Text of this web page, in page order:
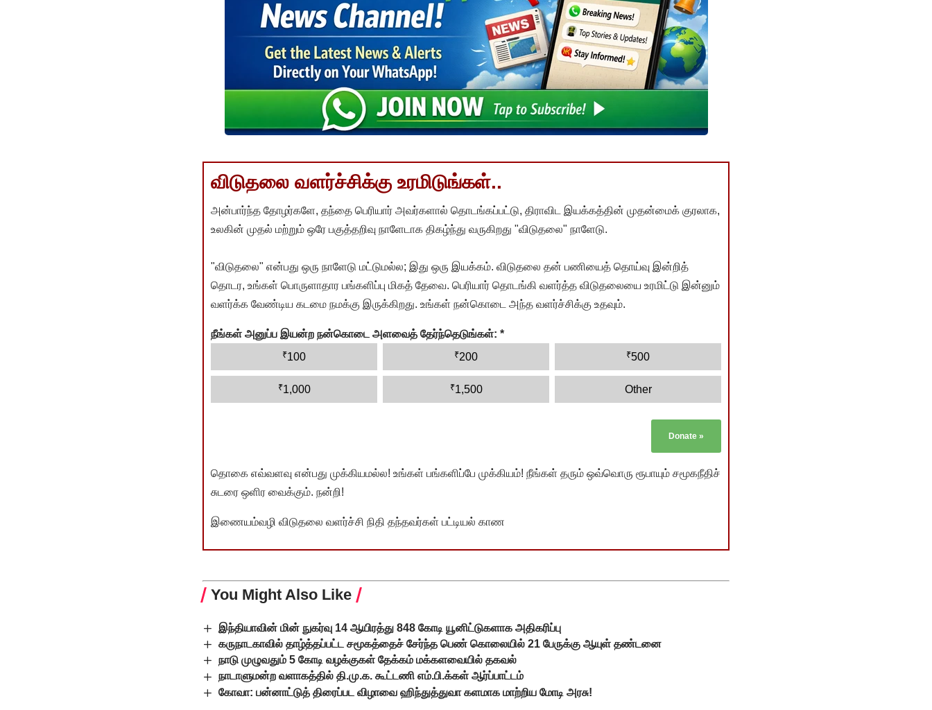
விடுதலை வளர்ச்சிக்கு உரமிடுங்கள்..
அன்பார்ந்த தோழர்களே, தந்தை பெரியார் அவர்களால் தொடங்கப்பட்டு, திராவிட இயக்கத்தின் முதன்மைக் குரலாக,
உலகின் முதல் மற்றும் ஒரே பகுத்தறிவு நாளேடாக திகழ்ந்து வருகிறது "விடுதலை" நாளேடு.
"விடுதலை" என்பது ஒரு நாளேடு மட்டுமல்ல; இது ஒரு இயக்கம். விடுதலை தன் பணியைத் தொய்வு இன்றித்
தொடர, உங்கள் பொருளாதார பங்களிப்பு மிகத் தேவை. பெரியார் தொடங்கி வளர்த்த விடுதலையை உரமிட்டு இன்னும்
வளர்க்க வேண்டிய கடமை நமக்கு இருக்கிறது. உங்கள் நன்கொடை அந்த வளர்ச்சிக்கு உதவும்.
நீங்கள் அனுப்ப இயன்ற நன்கொடை அளவைத் தேர்ந்தெடுங்கள்: *
₹100 ₹200 ₹500
₹1,000 ₹1,500 Other
Donate »
தொகை எவ்வளவு என்பது முக்கியமல்ல! உங்கள் பங்களிப்பே முக்கியம்! நீங்கள் தரும் ஒவ்வொரு ரூபாயும் சமூகநீதிச்
சுடரை ஒளிர வைக்கும். நன்றி!
இணையம்வழி விடுதலை வளர்ச்சி நிதி தந்தவர்கள் பட்டியல் காண
You Might Also Like
இந்தியாவின் மின் நுகர்வு 14 ஆயிரத்து 848 கோடி யூனிட்டுகளாக அதிகரிப்பு
கருநாடகாவில் தாழ்த்தப்பட்ட சமூகத்தைச் சேர்ந்த பெண் கொலையில் 21 பேருக்கு ஆயுள் தண்டனை
நாடு முழுவதும் 5 கோடி வழக்குகள் தேக்கம் மக்களவையில் தகவல்
நாடாளுமன்ற வளாகத்தில் தி.மு.க. கூட்டணி எம்.பி.க்கள் ஆர்ப்பாட்டம்
கோவா: பன்னாட்டுத் திரைப்பட விழாவை ஹிந்துத்துவா களமாக மாற்றிய மோடி அரசு!